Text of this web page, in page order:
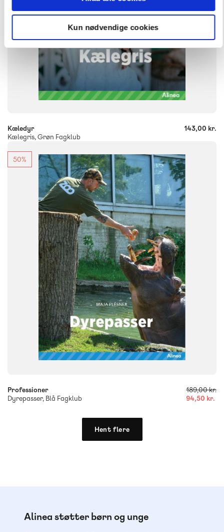
Kun nødvendige cookies
+
Kæledyr
Kælegris, Grøn Fagklub
143,00 kr.
FAG
Dansk
NIVEAU
2. klasse 3. klasse 4. klasse 5. klasse 6. klasse
FORMAT
Flergangsbog
9788723554833
+
50%
Professioner
Dyrepasser, Blå Fagklub
94,50 kr.
189,00 kr.
Hent flere
Alinea støtter børn og unge